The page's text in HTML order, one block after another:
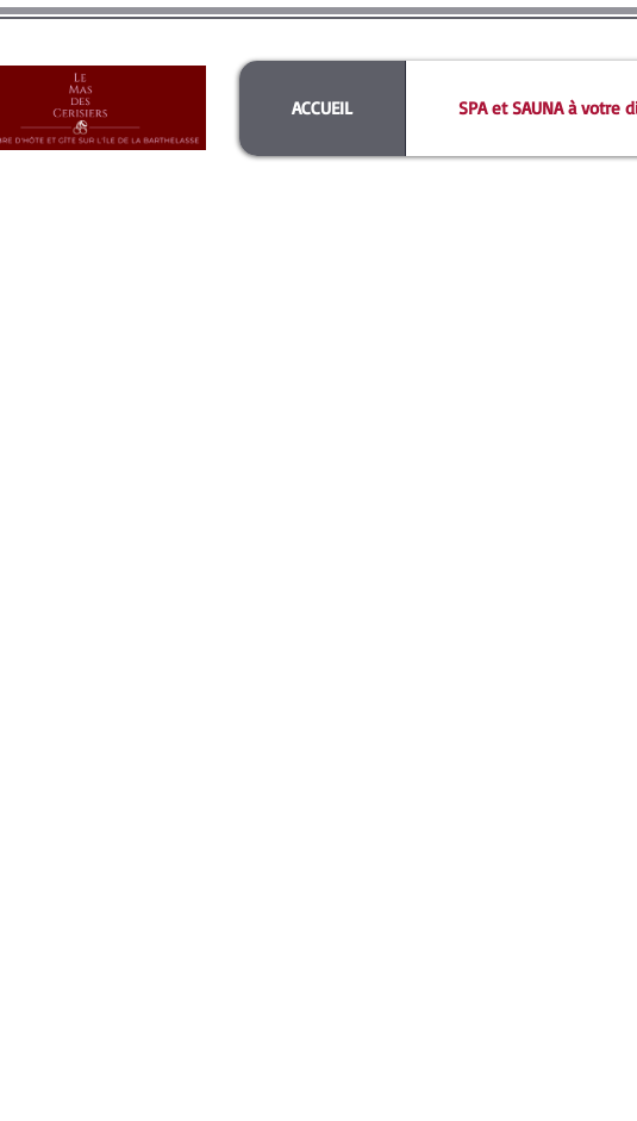
ACCUEIL SPA et SAUNA à votre